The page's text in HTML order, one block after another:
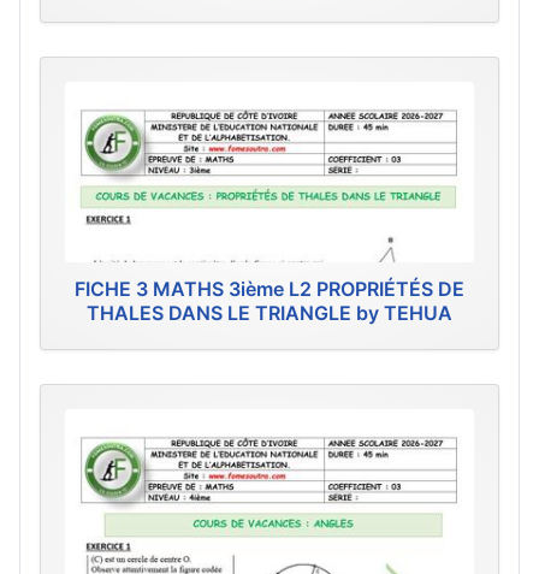
FICHE 3 MATHS 3ième L2 PROPRIÉTÉS DE
THALES DANS LE TRIANGLE by TEHUA